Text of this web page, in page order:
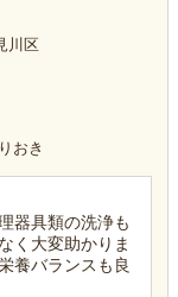
川区
おき
器具類の洗浄も
く大変助かりま
養バランスも良